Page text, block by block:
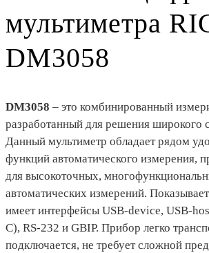
мультиметра
DM3058
DM3058 – это комбинированный
разработанный для решения широкого
Данный мультиметр обладает рядом
функций автоматического измерения,
для высокоточных,
автоматических измерений.
имеет интерфейсы USB-device, USB-
C), RS-232 и GBIP. Прибор легко
подключается, не требует сложной